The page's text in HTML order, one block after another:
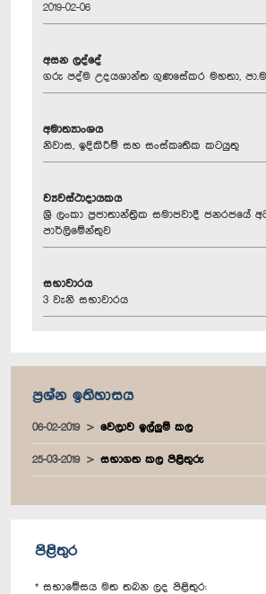
2019-02-06
අසන ලද්දේ
ගරු පද්ම උදයශාන්ත ගුණසේකර මහතා,
අමාත්‍යාංශය
නිවාස, ඉදිකිරීම් සහ සංස්කෘතික කටයුතු
ව්‍යවස්ථාදායකය
ශ්‍රී ලංකා ප්‍රජාතාන්ත්‍රික සමාජවාදී ජනරජයේ
පාර්ලිමේන්තුව
සභාවාරය
3 වැනි සභාවාරය
ප්‍රශ්න ඉතිහාසය
06-02-2019 වෙලාව ඉල්ලුම් කල
25-03-2019 සභාගත කල පිළිතුරු
පිළිතුර
* සභාමේසය මත තබන ලද පිළිතුර: